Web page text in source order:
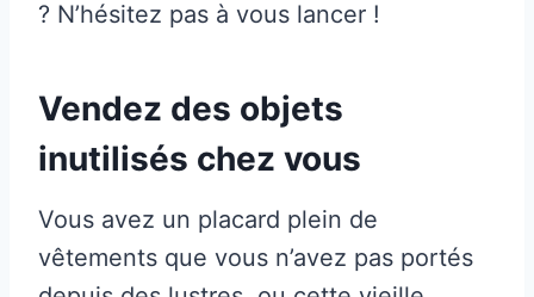
? N’hésitez pas à vous lancer !
Vendez des objets
inutilisés chez vous
Vous avez un placard plein de
vêtements que vous n’avez pas portés